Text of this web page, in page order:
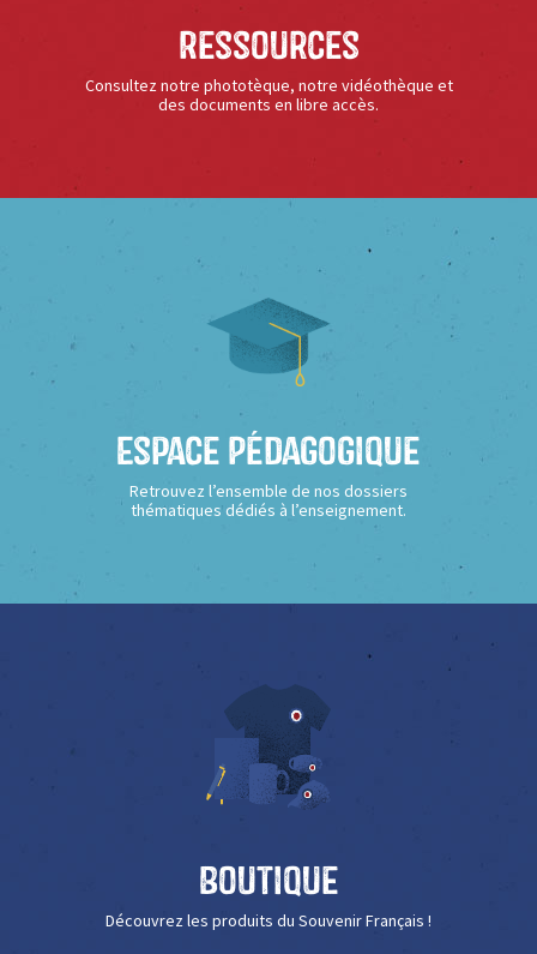
Ressources
Consultez notre phototèque, notre vidéothèque et
des documents en libre accès.
Espace Pédagogique
Retrouvez l’ensemble de nos dossiers
thématiques dédiés à l’enseignement.
Boutique
Découvrez les produits du Souvenir Français !